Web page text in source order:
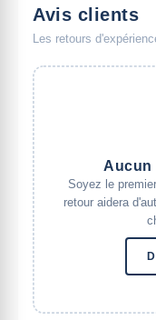
Avis clients
Les retours
Aucun
Soyez le
retour aidera